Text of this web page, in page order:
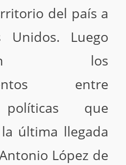
del país a
Unidos. Luego
los
entre
políticas que
última llegada
López de